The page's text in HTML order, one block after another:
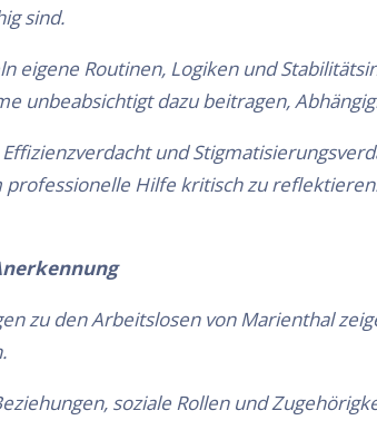
sind.
eigene Routinen, Logiken und
unbeabsichtigt dazu beitragen,
und
Hilfe kritisch zu
zu den Arbeitslosen von Marienthal
soziale Rollen und